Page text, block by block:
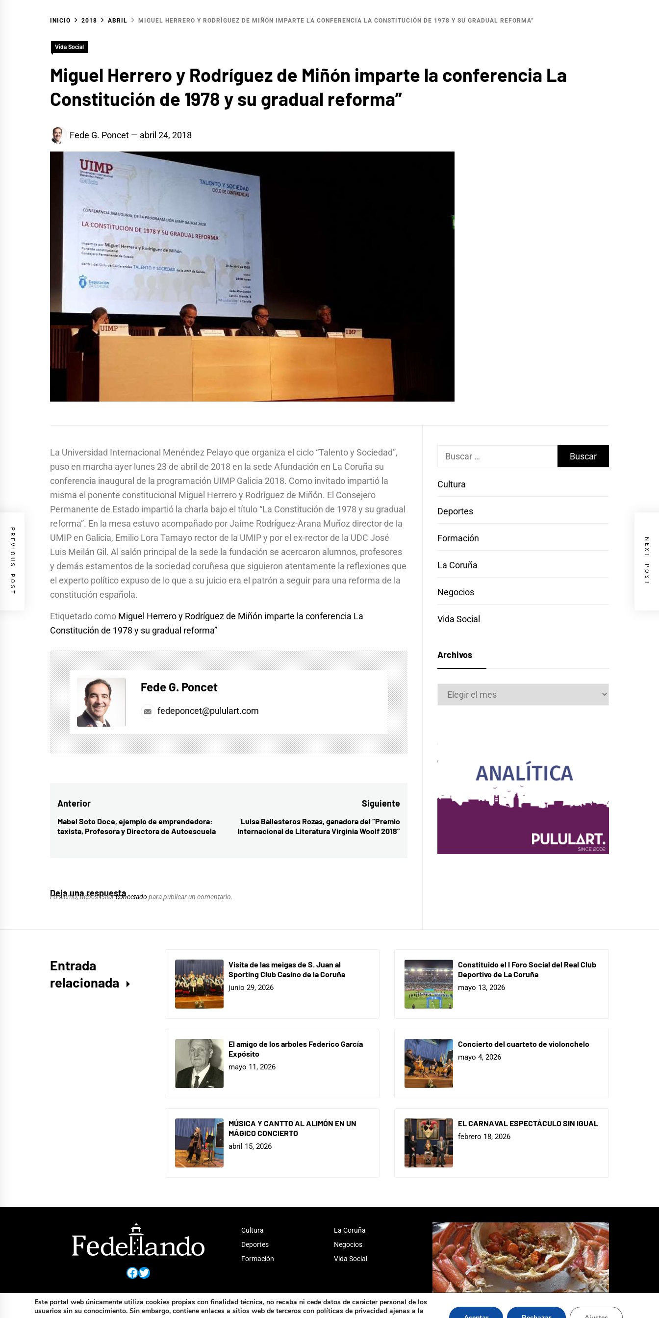
INICIO 2018 ABRIL MIGUEL HERRERO Y RODRÍGUEZ DE MIÑÓN IMPARTE LA CONFERENCIA LA CONSTITUCIÓN DE 1978 Y SU GRADUAL REFORMA”
Vida Social
Miguel Herrero y Rodríguez de Miñón imparte la conferencia La
Constitución de 1978 y su gradual reforma”
Fede G. Poncet abril 24, 2018
La Universidad Internacional Menéndez Pelayo que organiza el ciclo “Talento y Sociedad”,
puso en marcha ayer lunes 23 de abril de 2018 en la sede Afundación en La Coruña su
conferencia inaugural de la programación UIMP Galicia 2018. Como invitado impartió la
misma el ponente constitucional Miguel Herrero y Rodríguez de Miñón. El Consejero
Permanente de Estado impartió la charla bajo el título “La Constitución de 1978 y su gradual
reforma”. En la mesa estuvo acompañado por Jaime Rodríguez-Arana Muñoz director de la
UMIP en Galicia, Emilio Lora Tamayo rector de la UMIP y por el ex-rector de la UDC José
Luis Meilán Gil. Al salón principal de la sede la fundación se acercaron alumnos, profesores
y demás estamentos de la sociedad coruñesa que siguieron atentamente la reflexiones que
el experto político expuso de lo que a su juicio era el patrón a seguir para una reforma de la
constitución española.
Etiquetado como Miguel Herrero y Rodríguez de Miñón imparte la conferencia La
Constitución de 1978 y su gradual reforma”
Fede G. Poncet
fedeponcet@pululart.com
Navegación
de
entradas
Anterior
Entrada
anterior:
Mabel Soto Doce, ejemplo de emprendedora:
taxista, Profesora y Directora de Autoescuela
Siguiente
Entrada
Luisa Ballesteros Rozas, ganadora del “Premio
Internacional de Literatura Virginia Woolf 2018”
PREVIOUS POST NEXT POST
Deja una respuesta
Lo siento, debes estarconectado para publicar un comentario.
Buscar:
Cultura
Deportes
Formación
La Coruña
Negocios
Vida Social
Archivos
Archivos
Entrada
relacionada
Visita de las meigas de S. Juan al
Sporting Club Casino de la Coruña
junio 29, 2026
Constituido el I Foro Social del Real Club
Deportivo de La Coruña
mayo 13, 2026
El amigo de los arboles Federico García
Expósito
mayo 11, 2026
Concierto del cuarteto de violonchelo
mayo 4, 2026
MÚSICA Y CANTTO AL ALIMÓN EN UN
MÁGICO CONCIERTO
abril 15, 2026
EL CARNAVAL ESPECTÁCULO SIN IGUAL
febrero 18, 2026
Facebook
Twitter
Cultura
Deportes
Formación
La Coruña
Negocios
Vida Social
Este portal web únicamente utiliza cookies propias con finalidad técnica, no recaba ni cede datos de carácter personal de los
usuarios sin su conocimiento. Sin embargo, contiene enlaces a sitios web de terceros con políticas de privacidad ajenas a la